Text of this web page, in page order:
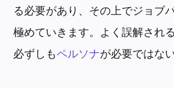
る必要があり、その上でジョブ
極めていきます。よく誤解され
必ずしもペルソナが必要ではな